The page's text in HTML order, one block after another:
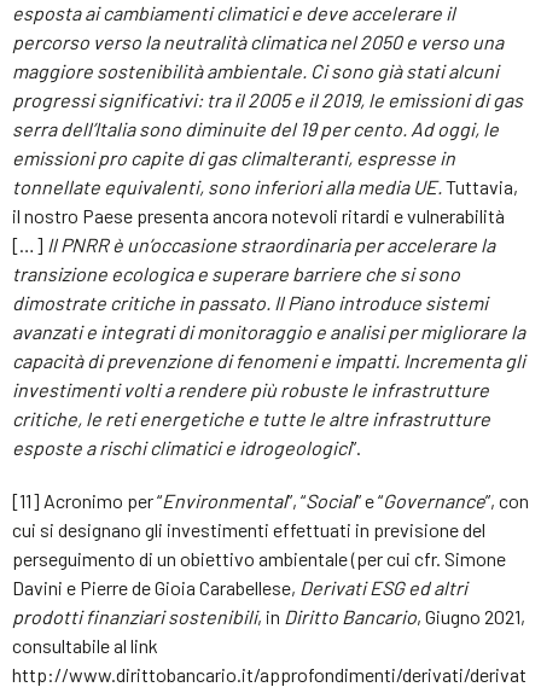
esposta ai cambiamenti climatici e deve accelerare il
percorso verso la neutralità climatica nel 2050 e verso una
maggiore sostenibilità ambientale. Ci sono già stati alcuni
progressi significativi: tra il 2005 e il 2019, le emissioni di gas
serra dell’Italia sono diminuite del 19 per cento. Ad oggi, le
emissioni pro capite di gas climalteranti, espresse in
tonnellate equivalenti, sono inferiori alla media UE.Tuttavia,
il nostro Paese presenta ancora notevoli ritardi e vulnerabilità
[…] Il PNRR è un’occasione straordinaria per accelerare la
transizione ecologica e superare barriere che si sono
dimostrate critiche in passato. Il Piano introduce sistemi
avanzati e integrati di monitoraggio e analisi per migliorare la
capacità di prevenzione di fenomeni e impatti. Incrementa gli
investimenti volti a rendere più robuste le infrastrutture
critiche, le reti energetiche e tutte le altre infrastrutture
esposte a rischi climatici e idrogeologici”.
[11] Acronimo per “Environmental”, “Social” e “Governance”, con
cui si designano gli investimenti effettuati in previsione del
perseguimento di un obiettivo ambientale (per cui cfr. Simone
Davini e Pierre de Gioia Carabellese, Derivati ESG ed altri
prodotti finanziari sostenibili, in Diritto Bancario, Giugno 2021,
consultabile al link
http://www.dirittobancario.it/approfondimenti/derivati/derivat